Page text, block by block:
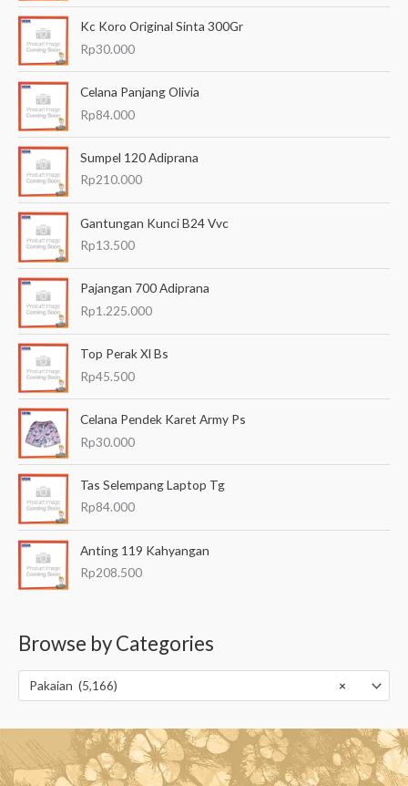
a
u
n
u
Kc Koro Original Sinta 300Gr
Rp30.000
Celana Panjang Olivia
Rp84.000
Sumpel 120 Adiprana
Rp210.000
Gantungan Kunci B24 Vvc
Rp13.500
Pajangan 700 Adiprana
Rp1.225.000
Top Perak Xl Bs
Rp45.500
Celana Pendek Karet Army Ps
Rp30.000
Tas Selempang Laptop Tg
Rp84.000
Anting 119 Kahyangan
Rp208.500
Browse by Categories
×
Pakaian (5,166)